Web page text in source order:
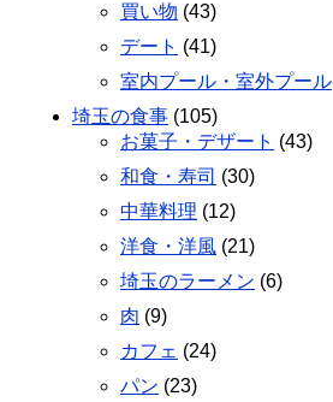
買い物 (43)
デート (41)
室内プール・室外プール
埼玉の食事 (105)
お菓子・デザート (43)
和食・寿司 (30)
中華料理 (12)
洋食・洋風 (21)
埼玉のラーメン (6)
肉 (9)
カフェ (24)
パン (23)